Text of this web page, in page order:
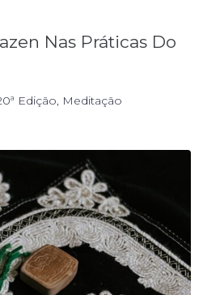
Nas Práticas Do
Edição, Meditação